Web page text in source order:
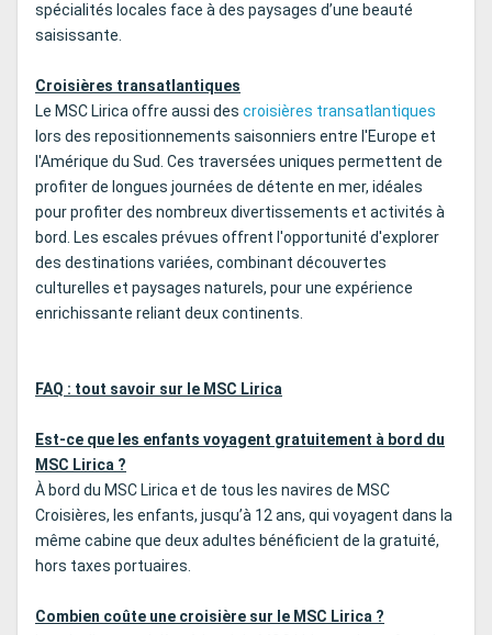
spécialités locales face à des paysages d’une beauté
saisissante.
Croisières transatlantiques
Le MSC Lirica offre aussi des croisières transatlantiques
lors des repositionnements saisonniers entre l'Europe et
l'Amérique du Sud. Ces traversées uniques permettent de
profiter de longues journées de détente en mer, idéales
pour profiter des nombreux divertissements et activités à
bord. Les escales prévues offrent l'opportunité d'explorer
des destinations variées, combinant découvertes
culturelles et paysages naturels, pour une expérience
enrichissante reliant deux continents.
FAQ : tout savoir sur le MSC Lirica
Est-ce que les enfants voyagent gratuitement à bord du
MSC Lirica ?
À bord du MSC Lirica et de tous les navires de MSC
Croisières, les enfants, jusqu’à 12 ans, qui voyagent dans la
même cabine que deux adultes bénéficient de la gratuité,
hors taxes portuaires.
Combien coûte une croisière sur le MSC Lirica ?